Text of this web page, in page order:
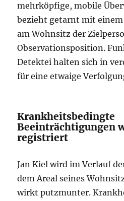
mehrköpfige, mobile
bezieht getarnt mit
am Wohnsitz der
Observationsposition.
Detektei halten sich in
für eine etwaige
Krankheitsbedingte
Beeinträchtigungen
registriert
Jan Kiel wird im Verlauf
dem Areal seines
wirkt putzmunter.